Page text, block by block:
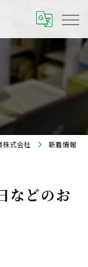
株式会社 新着情報
などのお